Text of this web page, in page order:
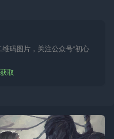
码图片，关注公众号“初心
取